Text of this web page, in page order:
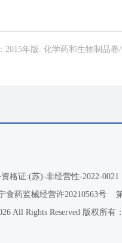
2015年版. 化学药和生物制品
格证:(苏)-非经营性-2022-0021
食药监械经营许20210563号
All Rights Reserved 版权所